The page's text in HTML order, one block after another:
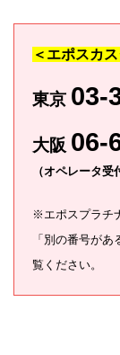
＜エポスカ
東京 03-
大阪 06-
（オペレータ
※エポスプラチ
「別の番号が
覧ください。